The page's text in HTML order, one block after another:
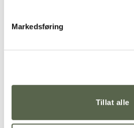
Markedsføring
Tillat alle
Melding: